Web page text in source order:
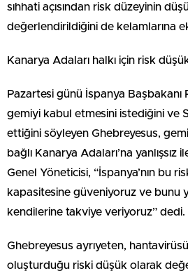
sıhhati açısından risk düzeyinin
değerlendirildiğini de kelamlarına
Kanarya Adaları halkı için risk
Pazartesi günü İspanya Başbakanı
gemiyi kabul etmesini istediğini ve
ettiğini söyleyen Ghebreyesus,
bağlı Kanarya Adaları’na
Genel Yöneticisi, “İspanya’nın bu
kapasitesine güveniyoruz ve bunu
kendilerine takviye veriyoruz” dedi.
Ghebreyesus ayrıyeten,
oluşturduğu riski düşük olarak